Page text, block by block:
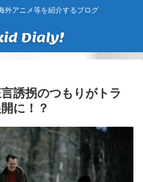
外アニメ等を紹介するブログ
誘拐のつもりがトラ
に！？